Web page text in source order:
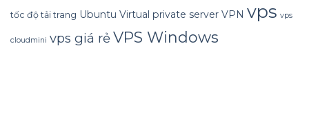
tốc độ tải trang Ubuntu Virtual private server VPN vps vps
cloudmini vps giá rẻVPS Windows